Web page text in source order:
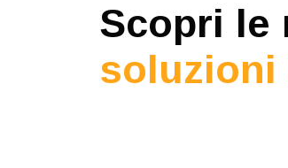
Scopri le
soluzioni